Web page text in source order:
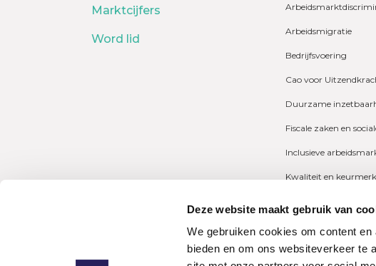
Deze website maakt gebruik van
We gebruiken cookies om content
bieden en om ons websiteverkeer te
Marktcijfers
Word lid
Arbeidsmigratie
Bedrijfsvoering
Cao voor
Duurzame
Fiscale zaken en
Inclusieve
Kwaliteit en keurmerk
Pensioen